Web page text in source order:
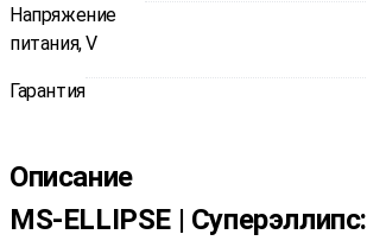
Напряжение
питания, V
Гарантия
Описание
MS-ELLIPSE | Суперэллипс: